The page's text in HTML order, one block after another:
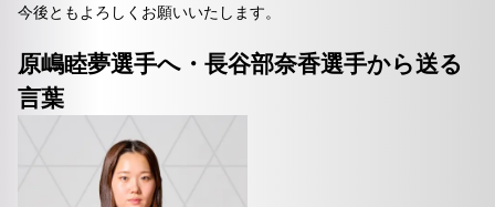
今後ともよろしくお願いいたします。
原嶋睦夢選手へ・長谷部奈香選手から送る
言葉